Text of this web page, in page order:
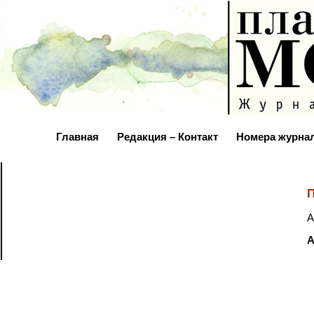
Главная Редакция – Контакт Номера